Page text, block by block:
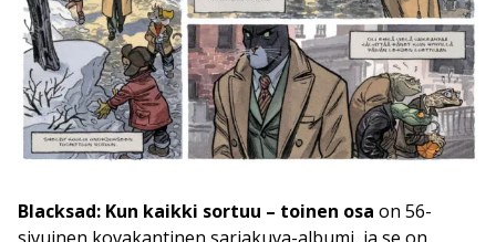
Blacksad: Kun kaikki sortuu – toinen osa on 56-
sivuinen kovakantinen sarjakuva-albumi, ja se on